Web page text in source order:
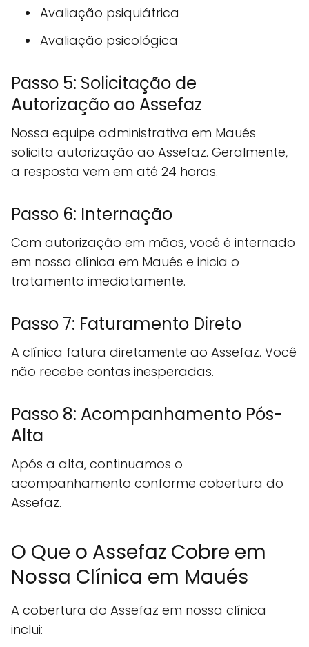
Avaliação psiquiátrica
Avaliação psicológica
Passo 5: Solicitação de
Autorização ao Assefaz
Nossa equipe administrativa em Maués
solicita autorização ao Assefaz. Geralmente,
a resposta vem em até 24 horas.
Passo 6: Internação
Com autorização em mãos, você é internado
em nossa clínica em Maués e inicia o
tratamento imediatamente.
Passo 7: Faturamento Direto
A clínica fatura diretamente ao Assefaz. Você
não recebe contas inesperadas.
Passo 8: Acompanhamento Pós-
Alta
Após a alta, continuamos o
acompanhamento conforme cobertura do
Assefaz.
O Que o Assefaz Cobre em
Nossa Clínica em Maués
A cobertura do Assefaz em nossa clínica
inclui: